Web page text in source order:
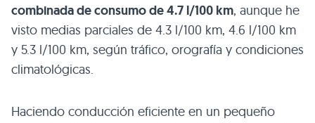
combinada de consumo de 4.7 l/100 km, aunque he
visto medias parciales de 4.3 l/100 km, 4.6 l/100 km
y 5.3 l/100 km, según tráfico, orografía y condiciones
climatológicas.
Haciendo conducción eficiente en un pequeño